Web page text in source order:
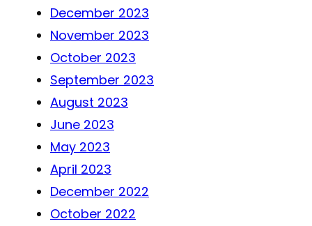
December 2023
November 2023
October 2023
September 2023
August 2023
June 2023
May 2023
April 2023
December 2022
October 2022